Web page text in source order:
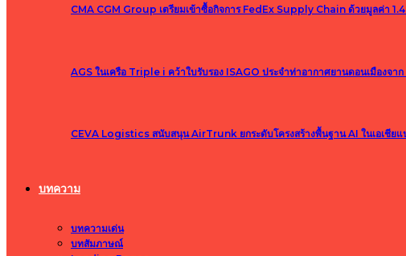
CMA CGM Group เตรียมเข้าซื้อกิจการ FedEx Supply Chain ด้วยมูลค่า 1.4
AGS ในเครือ Triple i คว้าใบรับรอง ISAGO ประจำท่าอากาศยานดอนเมืองจ
CEVA Logistics สนับสนุน AirTrunk ยกระดับโครงสร้างพื้นฐาน AI ในเอเชีย
บทความ
บทความเด่น
บทสัมภาษณ์